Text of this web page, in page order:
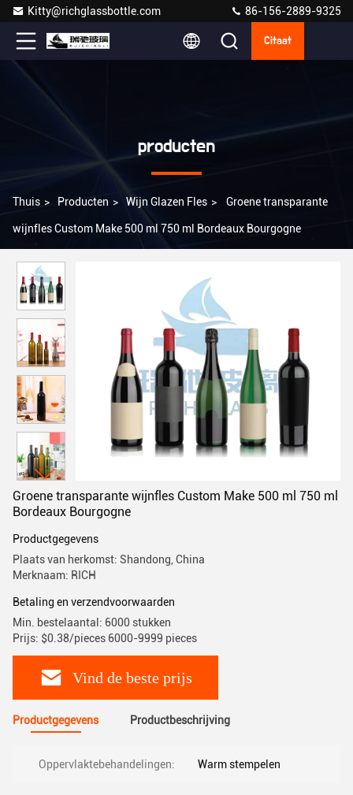
Kitty@richglassbottle.com 86-156-2889-9325
Citaat
producten
Thuis > Producten > Wijn Glazen Fles > Groene transparante
wijnfles Custom Make 500 ml 750 ml Bordeaux Bourgogne
Groene transparante wijnfles Custom Make 500 ml 750 ml
Bordeaux Bourgogne
Productgegevens
Plaats van herkomst: Shandong, China
Merknaam: RICH
Betaling en verzendvoorwaarden
Min. bestelaantal: 6000 stukken
Prijs: $0.38/pieces 6000-9999 pieces
Vind de beste prijs
Productgegevens Productbeschrijving
Oppervlaktebehandelingen: Warm stempelen